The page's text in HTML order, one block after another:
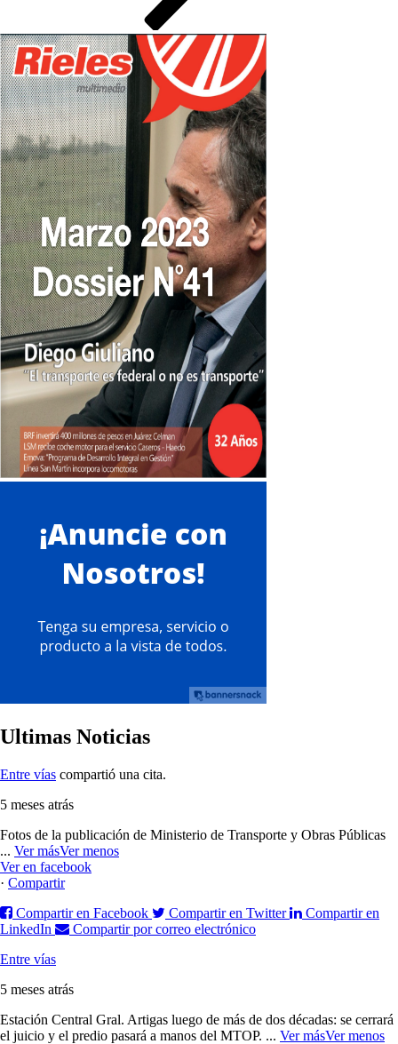
Ultimas Noticias
Entre vías compartió una cita.
5 meses atrás
Fotos de la publicación de Ministerio de Transporte y Obras Públicas
... Ver másVer menos
Ver en facebook
· Compartir
Compartir en Facebook
Compartir en Twitter
Compartir en
LinkedIn
Compartir por correo electrónico
Entre vías
5 meses atrás
Estación Central Gral. Artigas luego de más de dos décadas: se cerrará
el juicio y el predio pasará a manos del MTOP. ... Ver másVer menos